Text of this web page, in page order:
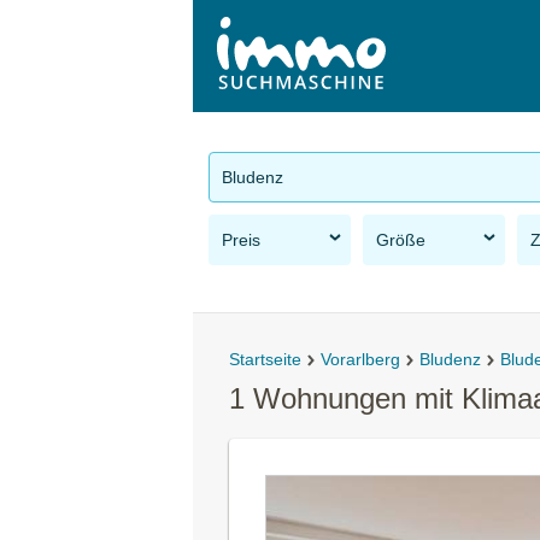
Bludenz
Preis Größe
Startseite Vorarlberg Bludenz
1 Wohnungen mit